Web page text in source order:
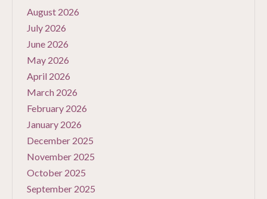
August 2026
July 2026
June 2026
May 2026
April 2026
March 2026
February 2026
January 2026
December 2025
November 2025
October 2025
September 2025